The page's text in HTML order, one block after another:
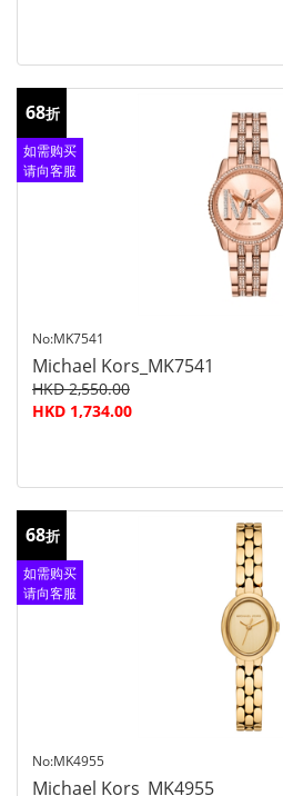
68折
如需购买
请向客服
No:MK7541
Michael Kors_MK7541
HKD 2,550.00
HKD 1,734.00
68折
如需购买
请向客服
No:MK4955
Michael Kors_MK4955